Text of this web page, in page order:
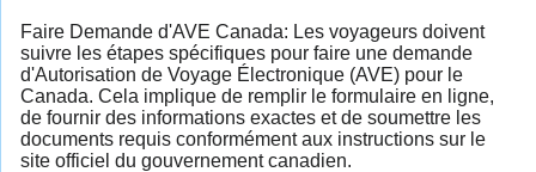
Faire Demande d'AVE Canada: Les voyageurs doivent
suivre les étapes spécifiques pour faire une demande
d'Autorisation de Voyage Électronique (AVE) pour le
Canada. Cela implique de remplir le formulaire en ligne,
de fournir des informations exactes et de soumettre les
documents requis conformément aux instructions sur le
site officiel du gouvernement canadien.